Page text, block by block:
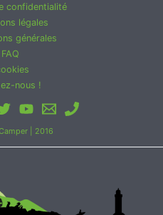
confidentialité
légales
générales
nous !
| 2016